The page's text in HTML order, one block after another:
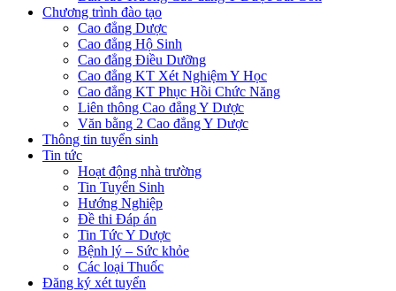
Chương trình đào tạo
Cao đẳng Dược
Cao đẳng Hộ Sinh
Cao đẳng Điều Dưỡng
Cao đẳng KT Xét Nghiệm Y Học
Cao đẳng KT Phục Hồi Chức Năng
Liên thông Cao đẳng Y Dược
Văn bằng 2 Cao đẳng Y Dược
Thông tin tuyển sinh
Tin tức
Hoạt động nhà trường
Tin Tuyển Sinh
Hướng Nghiệp
Đề thi Đáp án
Tin Tức Y Dược
Bệnh lý – Sức khỏe
Các loại Thuốc
Đăng ký xét tuyển